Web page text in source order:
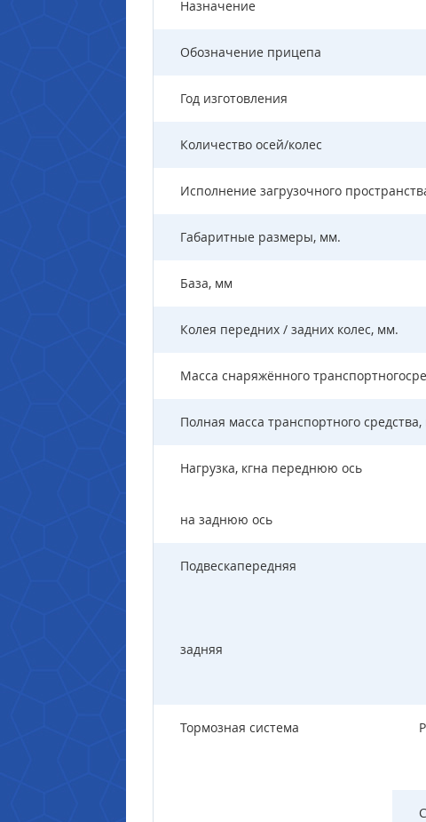
Назначение
Обозначение прицепа
Год изготовления
Количество осей/колес
Исполнение загрузочного
Габаритные размеры, мм.
База, мм
Колея передних / задних колес, мм.
Масса снаряжённого
Полная масса транспортного средства,
Нагрузка, кгна переднюю ось
на заднюю ось
Подвескапередняя
задняя
Тормозная система